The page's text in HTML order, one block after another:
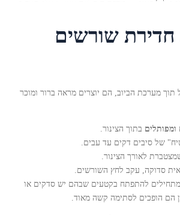
חדירת שורשים
מערכת הביוב, הם יוצרים מראה ברור ומוכר
ומפותלים בתוך הצינור.
של סיבים דקים עד עבים.
לאורך הצינור.
סדוקה, עקב לחץ השורשים.
להתפתח בקטעים שבהם יש סדקים או
הם הופכים לסתימה קשה מאוד.